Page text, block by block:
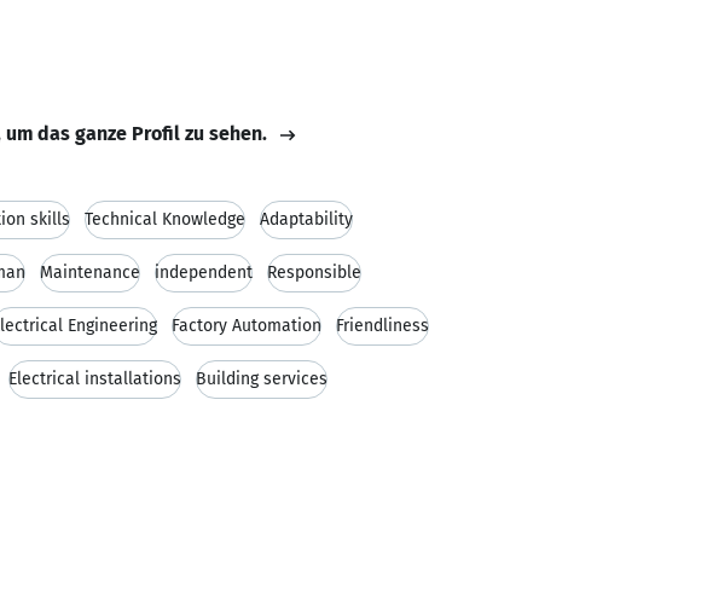
das ganze Profil zu sehen.
skills Technical Knowledge Adaptability
Maintenance independent Responsible
Engineering Factory Automation Friendliness
Electrical installations Building services